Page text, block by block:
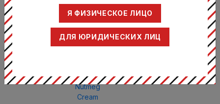
Произодитель:
Черчилл /
CHURCHILL
Стункаст
Stonecast
Nutmeg
Cream
Я ФИЗИЧЕСКОЕ ЛИЦО
ДЛЯ ЮРИДИЧЕСКИХ ЛИЦ